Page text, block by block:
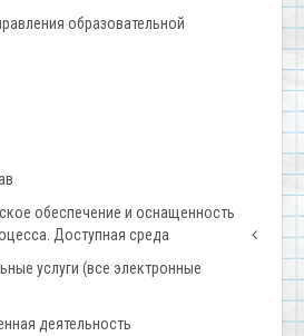
образовательной
обеспечение и оснащенность
Доступная среда
услуги (все электронные
деятельность